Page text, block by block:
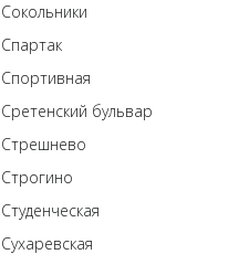
Сокольники
Спартак
Спортивная
Сретенский бульвар
Стрешнево
Строгино
Студенческая
Сухаревская